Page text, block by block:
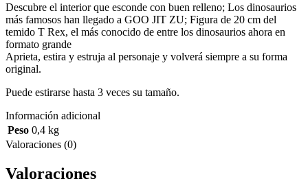
Descubre el interior que esconde con buen relleno; Los dinosaurios
más famosos han llegado a GOO JIT ZU; Figura de 20 cm del
temido T Rex, el más conocido de entre los dinosaurios ahora en
formato grande
Aprieta, estira y estruja al personaje y volverá siempre a su forma
original.
Puede estirarse hasta 3 veces su tamaño.
Información adicional
Peso 0,4 kg
Valoraciones (0)
Valoraciones